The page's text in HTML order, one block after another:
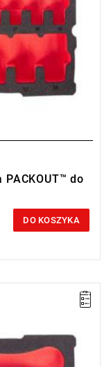
do
DO KOSZYKA